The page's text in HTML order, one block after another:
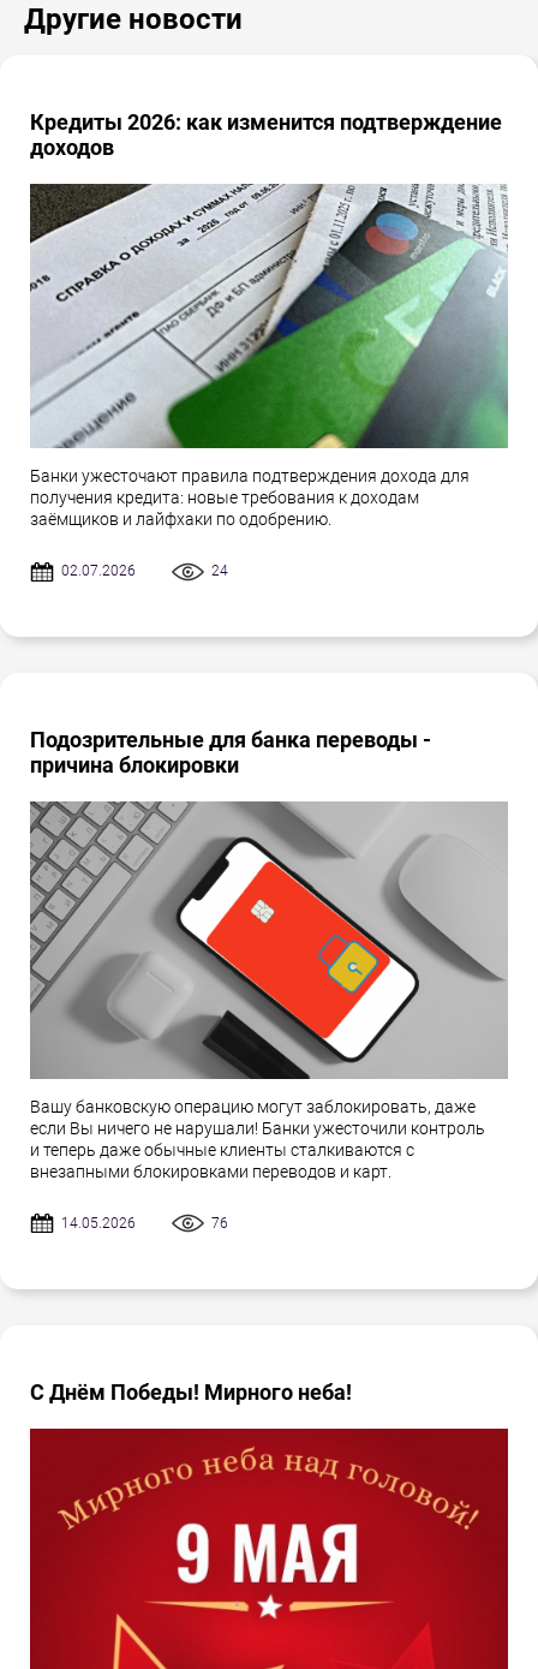
Другие новости
Кредиты 2026: как изменится подтверждение
доходов
Банки ужесточают правила подтверждения дохода для
получения кредита: новые требования к доходам
заёмщиков и лайфхаки по одобрению.
02.07.2026 24
Подозрительные для банка переводы -
причина блокировки
Вашу банковскую операцию могут заблокировать, даже
если Вы ничего не нарушали! Банки ужесточили контроль
и теперь даже обычные клиенты сталкиваются с
внезапными блокировками переводов и карт.
14.05.2026 76
С Днём Победы! Мирного неба!